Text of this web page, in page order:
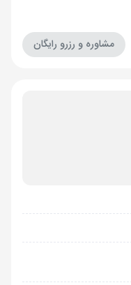
مشاوره و رزرو رایگان